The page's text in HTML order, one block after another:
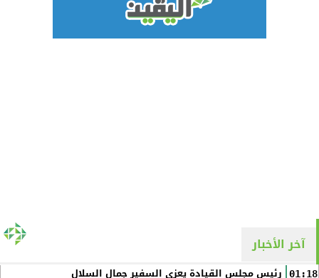
آخر الأخبار
01:18 رئيس مجلس القيادة يعزي السفير جمال السلال